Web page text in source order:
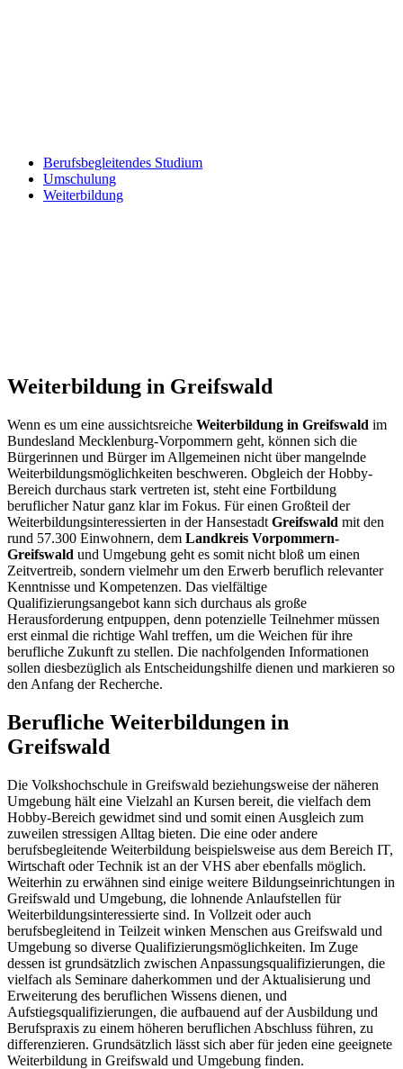
Berufsbegleitendes Studium
Umschulung
Weiterbildung
Weiterbildung in Greifswald
Wenn es um eine aussichtsreiche Weiterbildung in Greifswald im
Bundesland Mecklenburg-Vorpommern geht, können sich die
Bürgerinnen und Bürger im Allgemeinen nicht über mangelnde
Weiterbildungsmöglichkeiten beschweren. Obgleich der Hobby-
Bereich durchaus stark vertreten ist, steht eine Fortbildung
beruflicher Natur ganz klar im Fokus. Für einen Großteil der
Weiterbildungsinteressierten in der Hansestadt Greifswald mit den
rund 57.300 Einwohnern, dem Landkreis Vorpommern-
Greifswald und Umgebung geht es somit nicht bloß um einen
Zeitvertreib, sondern vielmehr um den Erwerb beruflich relevanter
Kenntnisse und Kompetenzen. Das vielfältige
Qualifizierungsangebot kann sich durchaus als große
Herausforderung entpuppen, denn potenzielle Teilnehmer müssen
erst einmal die richtige Wahl treffen, um die Weichen für ihre
berufliche Zukunft zu stellen. Die nachfolgenden Informationen
sollen diesbezüglich als Entscheidungshilfe dienen und markieren so
den Anfang der Recherche.
Berufliche Weiterbildungen in
Greifswald
Die Volkshochschule in Greifswald beziehungsweise der näheren
Umgebung hält eine Vielzahl an Kursen bereit, die vielfach dem
Hobby-Bereich gewidmet sind und somit einen Ausgleich zum
zuweilen stressigen Alltag bieten. Die eine oder andere
berufsbegleitende Weiterbildung beispielsweise aus dem Bereich IT,
Wirtschaft oder Technik ist an der VHS aber ebenfalls möglich.
Weiterhin zu erwähnen sind einige weitere Bildungseinrichtungen in
Greifswald und Umgebung, die lohnende Anlaufstellen für
Weiterbildungsinteressierte sind. In Vollzeit oder auch
berufsbegleitend in Teilzeit winken Menschen aus Greifswald und
Umgebung so diverse Qualifizierungsmöglichkeiten. Im Zuge
dessen ist grundsätzlich zwischen Anpassungsqualifizierungen, die
vielfach als Seminare daherkommen und der Aktualisierung und
Erweiterung des beruflichen Wissens dienen, und
Aufstiegsqualifizierungen, die aufbauend auf der Ausbildung und
Berufspraxis zu einem höheren beruflichen Abschluss führen, zu
differenzieren. Grundsätzlich lässt sich aber für jeden eine geeignete
Weiterbildung in Greifswald und Umgebung finden.